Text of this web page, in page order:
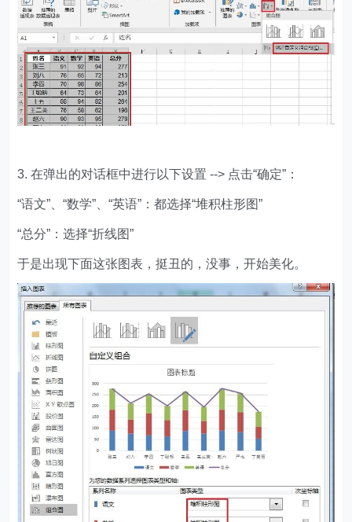
3. 在弹出的对话框中进行以下设置 --> 点击“确定”：
“语文”、“数学”、“英语”：都选择“堆积柱形图”
“总分”：选择“折线图”
于是出现下面这张图表，挺丑的，没事，开始美化。